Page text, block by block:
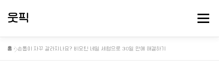
웃픽 메뉴
홈 »손톱이 자꾸 갈라지나요? 비오틴 네일 세럼으로 30일 만에 해결하기